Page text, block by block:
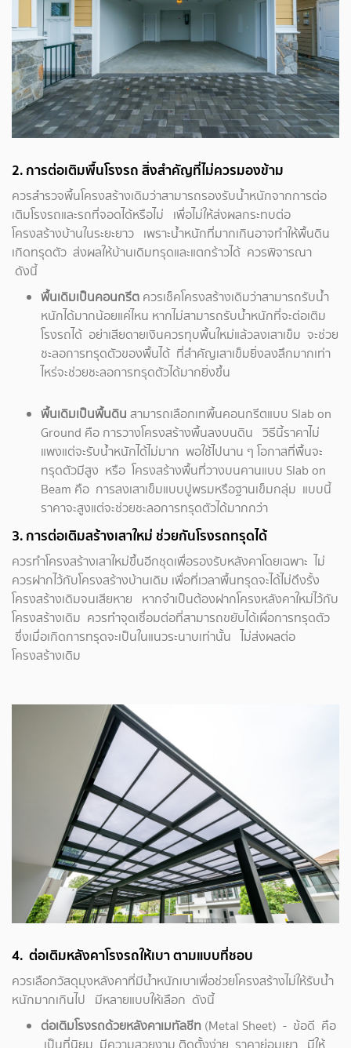
2. การต่อเติมพื้นโรงรถ สิ่งสำคัญที่ไม่ควรมองข้าม
ควรสำรวจพื้นโครงสร้างเดิมว่าสามารถรองรับน้ำหนักจากการต่อ
เติมโรงรถและรถที่จอดได้หรือไม่ เพื่อไม่ให้ส่งผลกระทบต่อ
โครงสร้างบ้านในระยะยาว เพราะน้ำหนักที่มากเกินอาจทำให้พื้นดิน
เกิดทรุดตัว ส่งผลให้บ้านเดิมทรุดและแตกร้าวได้ ควรพิจารณา
ดังนี้
พื้นเดิมเป็นคอนกรีต ควรเช็คโครงสร้างเดิมว่าสามารถรับน้ำ
หนักได้มากน้อยแค่ไหน หากไม่สามารถรับน้ำหนักที่จะต่อเติม
โรงรถได้ อย่าเสียดายเงินควรทุบพื้นใหม่แล้วลงเสาเข็ม จะช่วย
ชะลอการทรุดตัวของพื้นได้ ที่สำคัญเสาเข็มยิ่งลงลึกมากเท่า
ไหร่จะช่วยชะลอการทรุดตัวได้มากยิ่งขึ้น
พื้นเดิมเป็นพื้นดิน สามารถเลือกเทพื้นคอนกรีตแบบ Slab on
Ground คือ การวางโครงสร้างพื้นลงบนดิน วิธีนี้ราคาไม่
แพงแต่จะรับน้ำหนักได้ไม่มาก พอใช้ไปนาน ๆ โอกาสที่พื้นจะ
ทรุดตัวมีสูง หรือ โครงสร้างพื้นที่วางบนคานแบบ Slab on
Beam คือ การลงเสาเข็มแบบปูพรมหรือฐานเข็มกลุ่ม แบบนี้
ราคาจะสูงแต่จะช่วยชะลอการทรุดตัวได้มากกว่า
3. การต่อเติมสร้างเสาใหม่ ช่วยกันโรงรถทรุดได้
ควรทำโครงสร้างเสาใหม่ขึ้นอีกชุดเพื่อรองรับหลังคาโดยเฉพาะ ไม่
ควรฝากไว้กับโครงสร้างบ้านเดิม เพื่อที่เวลาพื้นทรุดจะได้ไม่ดึงรั้ง
โครงสร้างเดิมจนเสียหาย หากจำเป็นต้องฝากโครงหลังคาใหม่ไว้กับ
โครงสร้างเดิม ควรทำจุดเชื่อมต่อที่สามารถขยับได้เผื่อการทรุดตัว
ซึ่งเมื่อเกิดการทรุดจะเป็นในแนวระนาบเท่านั้น ไม่ส่งผลต่อ
โครงสร้างเดิม
4. ต่อเติมหลังคาโรงรถให้เบา ตามแบบที่ชอบ
ควรเลือกวัสดุมุงหลังคาที่มีน้ำหนักเบาเพื่อช่วยโครงสร้างไม่ให้รับน้ำ
หนักมากเกินไป มีหลายแบบให้เลือก ดังนี้
ต่อเติมโรงรถด้วยหลังคาเมทัลชีท (Metal Sheet) - ข้อดี คือ